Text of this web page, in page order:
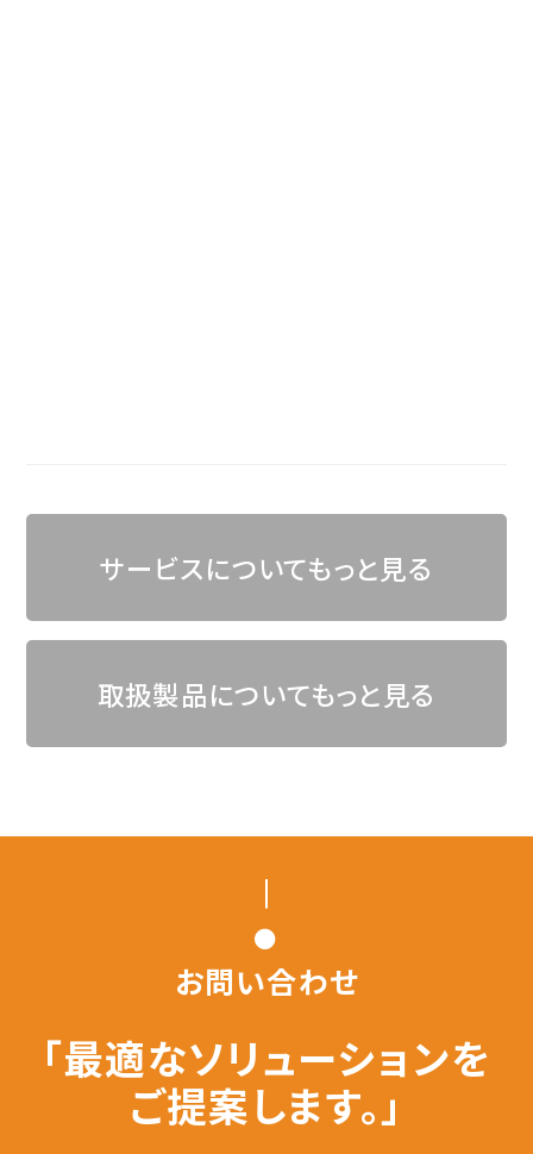
サービスについてもっと見る
取扱製品についてもっと見る
お問い合わせ
「最適なソリューションを
ご提案します。」